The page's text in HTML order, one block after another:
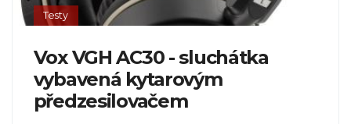
Testy
Vox VGH AC30 - sluchátka
vybavená kytarovým
předzesilovačem